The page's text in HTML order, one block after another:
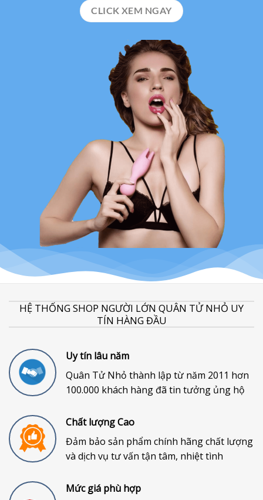
CLICK XEM NGAY
HỆ THỐNG SHOP NGƯỜI LỚN QUÂN TỬ NHỎ UY
TÍN HÀNG ĐẦU
Uy tín lâu năm
Quân Tử Nhỏ thành lập từ năm 2011 hơn
100.000 khách hàng đã tin tưởng ủng hộ
Chất lượng Cao
Đảm bảo sản phẩm chính hãng chất lượng
và dịch vụ tư vấn tận tâm, nhiệt tình
Mức giá phù hợp